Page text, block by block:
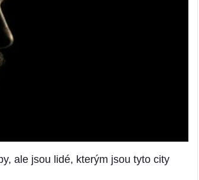
ale jsou lidé, kterým jsou tyto city